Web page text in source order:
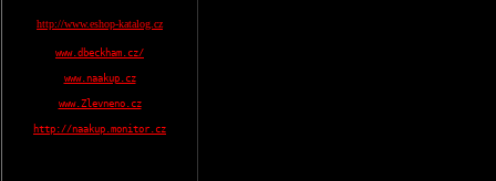
http://www.eshop-katalog.cz
www.dbeckham.cz/
www.naakup.cz
www.Zlevneno.cz
http://naakup.monitor.cz